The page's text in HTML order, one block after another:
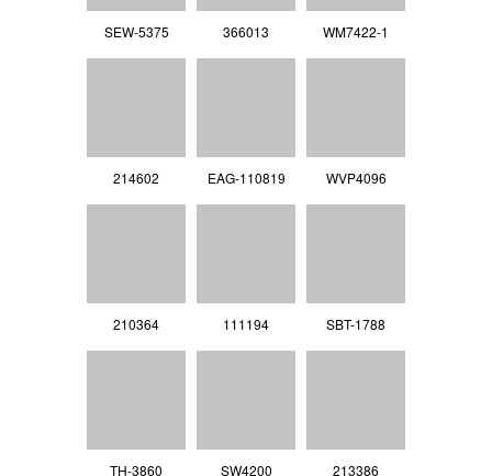
SEW-5375 366013 WM7422-1
214602 EAG-110819 WVP4096
210364 111194 SBT-1788
TH-3860 SW4200 213386